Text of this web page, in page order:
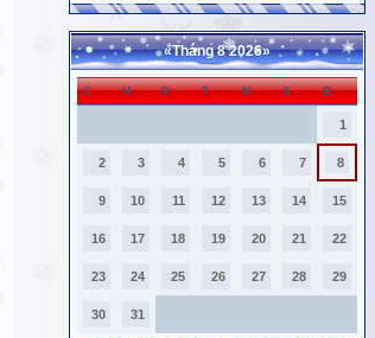
«Tháng 8 2026»
C H B T N S B
1
2 3 4 5 6 7 8
9 10 11 12 13 14 15
16 17 18 19 20 21 22
23 24 25 26 27 28 29
30 31